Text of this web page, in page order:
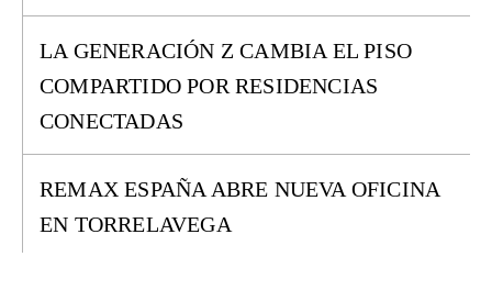
LA GENERACIÓN Z CAMBIA EL PISO
COMPARTIDO POR RESIDENCIAS
CONECTADAS
REMAX ESPAÑA ABRE NUEVA OFICINA
EN TORRELAVEGA